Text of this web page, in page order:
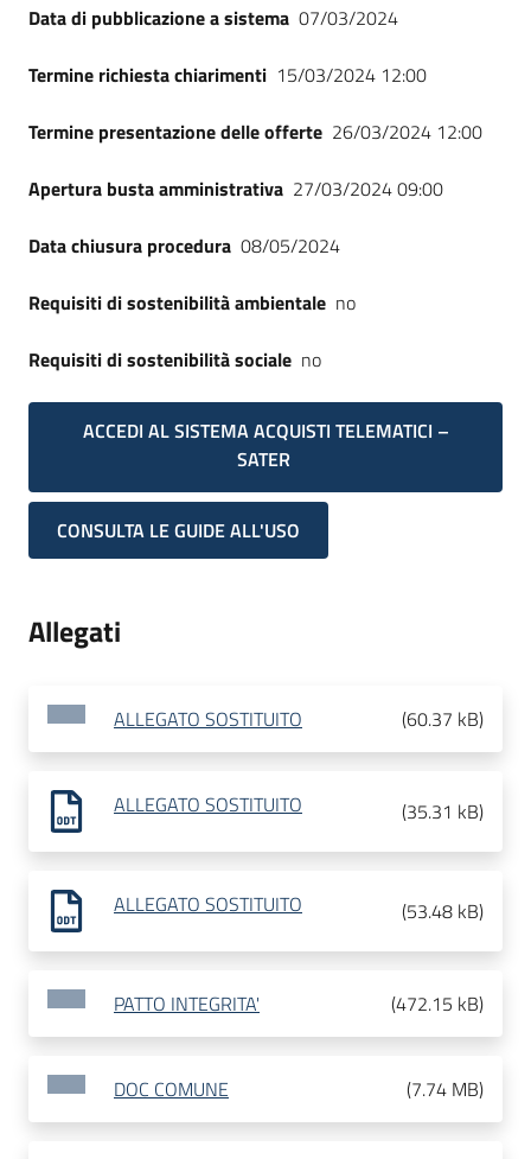
Data di pubblicazione a sistema 07/03/2024
Termine richiesta chiarimenti 15/03/2024 12:00
Termine presentazione delle offerte 26/03/2024 12:00
Apertura busta amministrativa 27/03/2024 09:00
Data chiusura procedura 08/05/2024
Requisiti di sostenibilità ambientale no
Requisiti di sostenibilità sociale no
ACCEDI AL SISTEMA ACQUISTI TELEMATICI –
SATER
CONSULTA LE GUIDE ALL'USO
Allegati
ALLEGATO SOSTITUITO (60.37 kB)
ALLEGATO SOSTITUITO (35.31 kB)
ALLEGATO SOSTITUITO (53.48 kB)
PATTO INTEGRITA' (472.15 kB)
DOC COMUNE (7.74 MB)